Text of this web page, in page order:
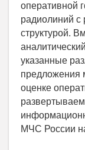
оперативной
радиолиний с
структурой.
указанные
предложения
оценке
МЧС России